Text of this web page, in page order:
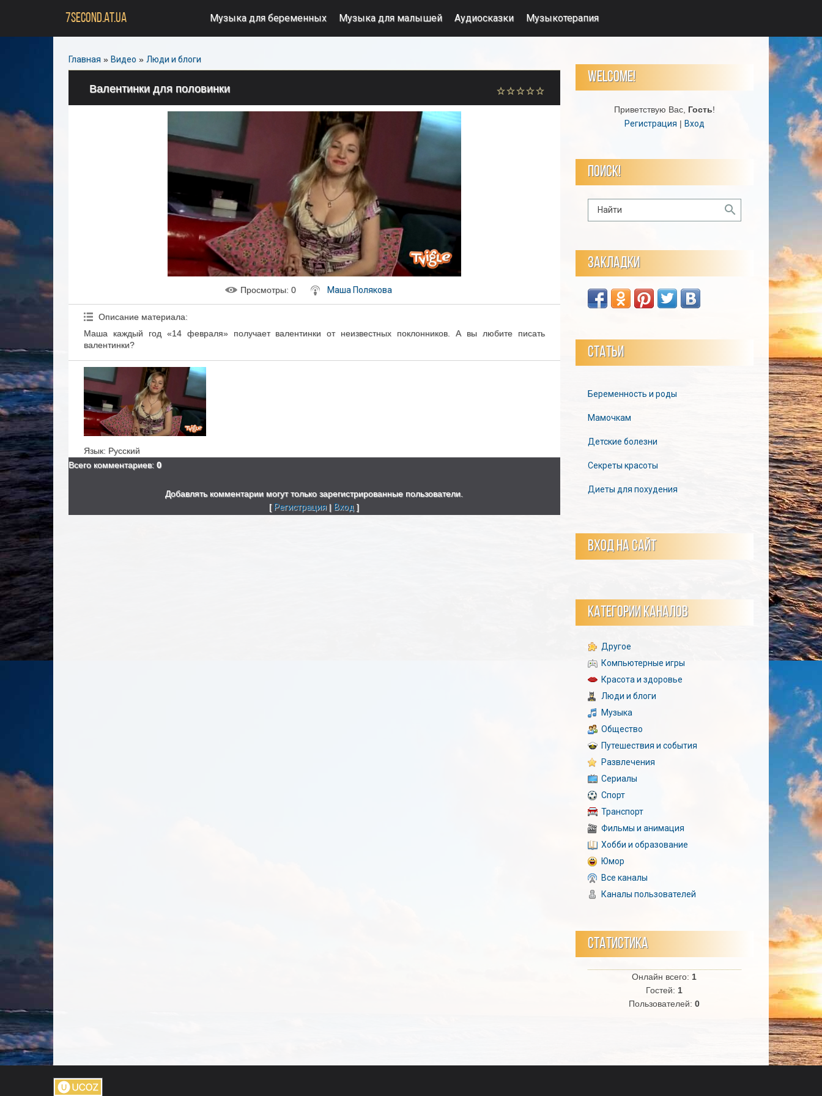
7SECOND.AT.UA Музыка для беременных Музыка для малышей Аудиосказки Музыкотерапия
Главная » Видео » Люди и блоги
Валентинки для половинки
Просмотры: 0 Маша Полякова
Описание материала:
Маша каждый год «14 февраля» получает валентинки от неизвестных поклонников. А вы любите писать
валентинки?
Язык: Русский
Всего комментариев: 0
Добавлять комментарии могут только зарегистрированные пользователи.
[ Регистрация | Вход ]
WELCOME!
Приветствую Вас, Гость!
Регистрация | Вход
ПОИСК!
ЗАКЛАДКИ
СТАТЬИ
Беременность и роды
Мамочкам
Детские болезни
Секреты красоты
Диеты для похудения
ВХОД НА САЙТ
КАТЕГОРИИ КАНАЛОВ
Другое
Компьютерные игры
Красота и здоровье
Люди и блоги
Музыка
Общество
Путешествия и события
Развлечения
Сериалы
Спорт
Транспорт
Фильмы и анимация
Хобби и образование
Юмор
Все каналы
Каналы пользователей
СТАТИСТИКА
Онлайн всего: 1
Гостей: 1
Пользователей:0